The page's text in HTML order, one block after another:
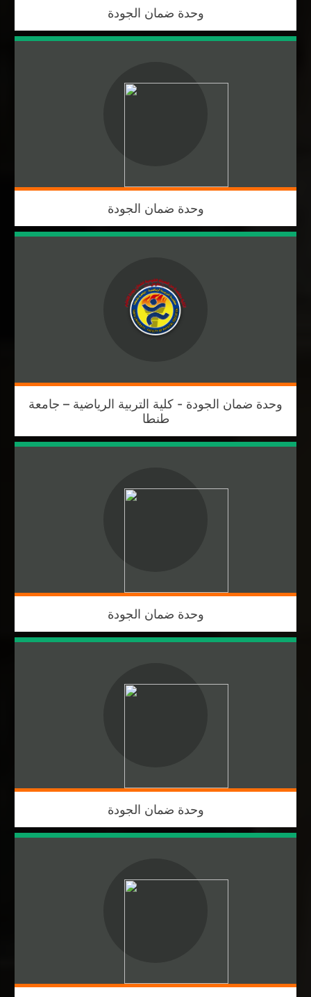
وحدة ضمان الجودة
وحدة ضمان الجودة
وحدة ضمان الجودة - كلية التربية الرياضية – جامعة
طنطا
وحدة ضمان الجودة
وحدة ضمان الجودة